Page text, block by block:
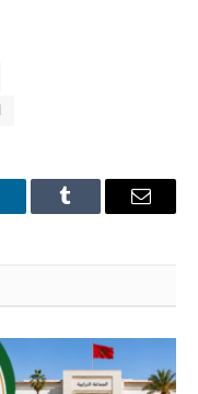
Tumblr Email